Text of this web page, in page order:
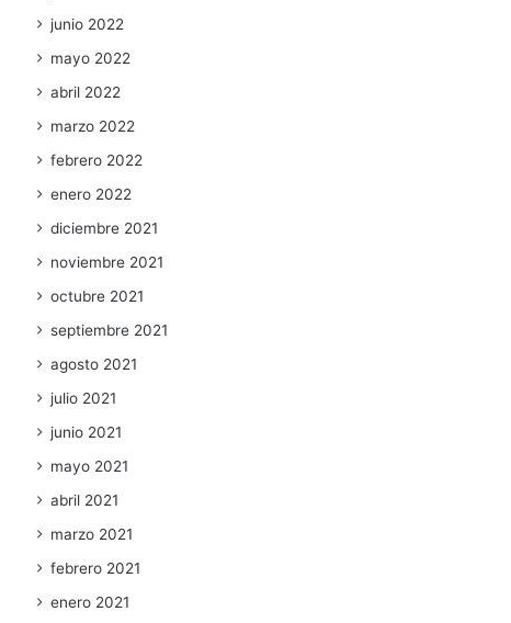
junio 2022
mayo 2022
abril 2022
marzo 2022
febrero 2022
enero 2022
diciembre 2021
noviembre 2021
octubre 2021
septiembre 2021
agosto 2021
julio 2021
junio 2021
mayo 2021
abril 2021
marzo 2021
febrero 2021
enero 2021